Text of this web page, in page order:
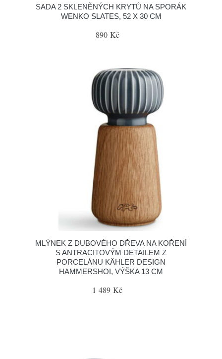
SADA 2 SKLENĚNÝCH KRYTŮ NA SPORÁK
WENKO SLATES, 52 X 30 CM
890 Kč
MLÝNEK Z DUBOVÉHO DŘEVA NA KOŘENÍ
S ANTRACITOVÝM DETAILEM Z
PORCELÁNU KÄHLER DESIGN
HAMMERSHOI, VÝŠKA 13 CM
1 489 Kč